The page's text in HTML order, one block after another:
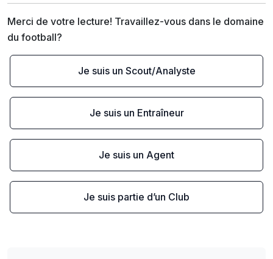
Merci de votre lecture! Travaillez-vous dans le domaine
du football?
Je suis un Scout/Analyste
Je suis un Entraîneur
Je suis un Agent
Je suis partie d’un Club